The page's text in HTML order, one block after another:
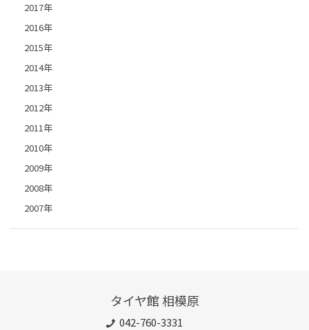
2017年
2016年
2015年
2014年
2013年
2012年
2011年
2010年
2009年
2008年
2007年
タイヤ館 相模原
042-760-3331